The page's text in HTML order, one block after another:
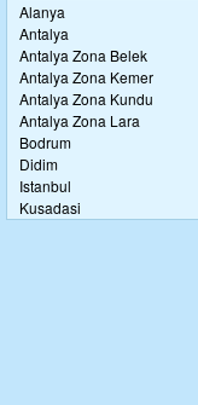
Alanya
Antalya
Antalya Zona Belek
Antalya Zona Kemer
Antalya Zona Kundu
Antalya Zona Lara
Bodrum
Didim
Istanbul
Kusadasi